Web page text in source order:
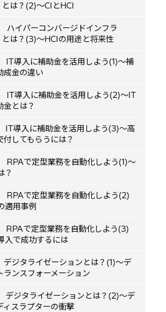
とは？(2)～CIとHCI
イパーコンバージドインフラ
とは？(3)～HCIの用途と将来性
導入に補助金を活用しよう(1)～補
成金の違い
導入に補助金を活用しよう(2)～IT
金とは？
導入に補助金を活用しよう(3)～高
付してもらうには？
で定型業務を自動化しよう(1)～
？
で定型業務を自動化しよう(2)
適用事例
で定型業務を自動化しよう(3)
入で成功するには
ジタライゼーションとは？(1)～デ
ランスフォーメーション
ジタライゼーションとは？(2)～デ
ィスラプターの衝撃